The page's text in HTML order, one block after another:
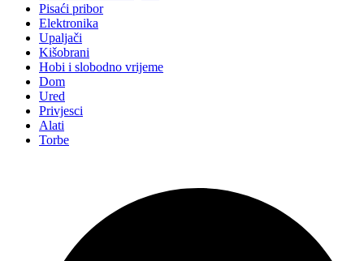
Pisaći pribor
Elektronika
Upaljači
Kišobrani
Hobi i slobodno vrijeme
Dom
Ured
Privjesci
Alati
Torbe